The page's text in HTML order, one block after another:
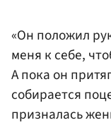
«Он положил
меня к себе,
А пока он
собирается
призналась